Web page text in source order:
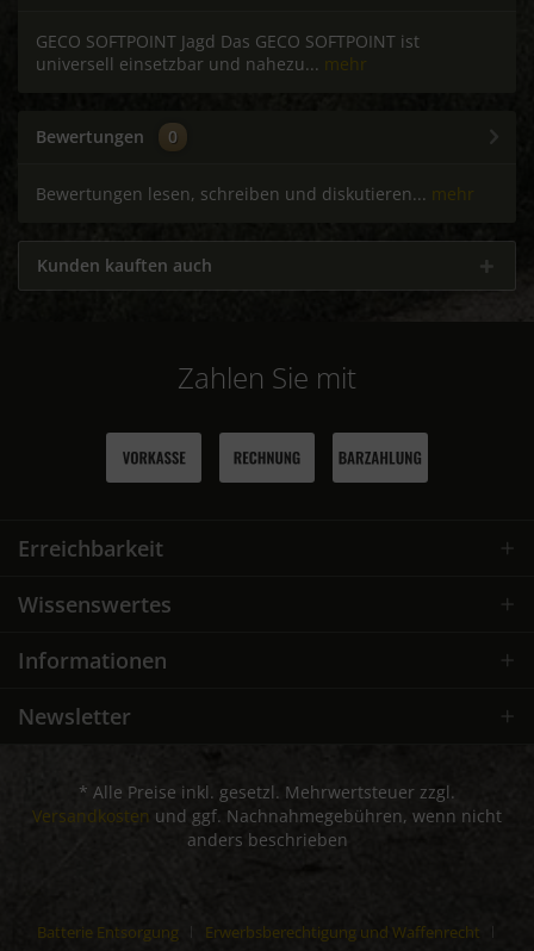
GECO SOFTPOINT Jagd Das GECO SOFTPOINT ist
universell einsetzbar und nahezu... mehr
Bewertungen 0
Bewertungen lesen, schreiben und diskutieren... mehr
Kunden kauften auch
Zahlen Sie mit
Erreichbarkeit
Wissenswertes
Informationen
Newsletter
* Alle Preise inkl. gesetzl. Mehrwertsteuer zzgl.
Versandkosten und ggf. Nachnahmegebühren, wenn nicht
anders beschrieben
Batterie Entsorgung Erwerbsberechtigung und Waffenrecht